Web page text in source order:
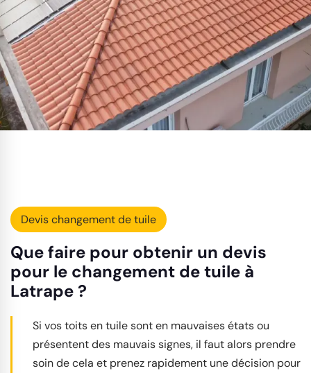
Devis changement de tuile
Que faire pour obtenir un devis
pour le changement de tuile à
Latrape ?
Si vos toits en tuile sont en mauvaises états ou
présentent des mauvais signes, il faut alors prendre
soin de cela et prenez rapidement une décision pour